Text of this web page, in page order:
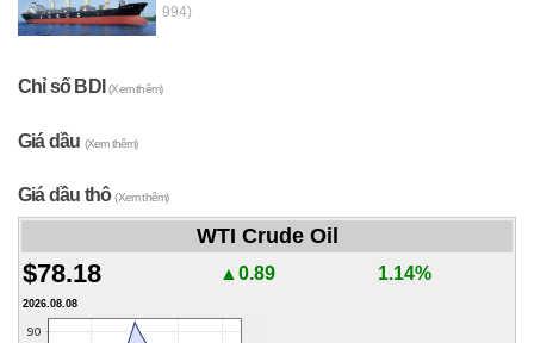
994)
Chỉ số BDI(Xem thêm)
Giá dầu (Xem thêm)
Giá dầu thô(Xem thêm)
WTI Crude Oil
$78.18 ▲0.89 1.14%
2026.08.08